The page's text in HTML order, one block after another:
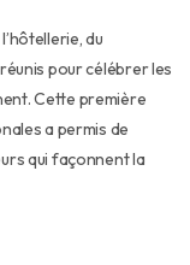
du
pour célébrer les
Cette première
a permis de
qui façonnent la